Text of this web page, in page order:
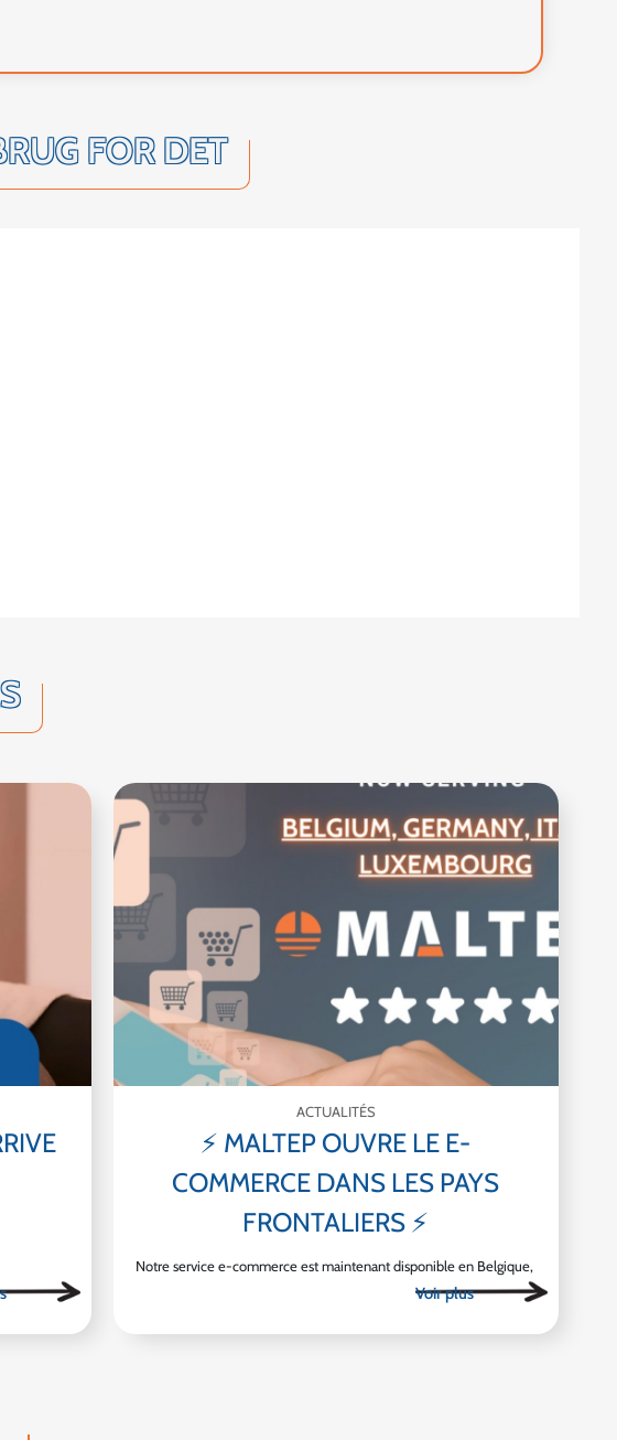
FOR DET
ACTUALITÉS
⚡ MALTEP OUVRE LE E-
COMMERCE DANS LES PAYS
FRONTALIERS ⚡
Notre service e-commerce est maintenant disponible en Belgique,